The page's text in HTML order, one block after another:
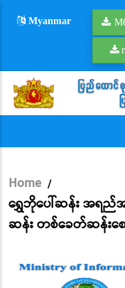
Myanmar
Breadcrumb
Home /
ရွှေဘိုပေါ်ဆန်း အရည်အသွ
ဆန်း တစ်ခေတ်ဆန်းစ